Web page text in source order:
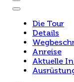
Die Tour
Details
Anreise
Aktuelle